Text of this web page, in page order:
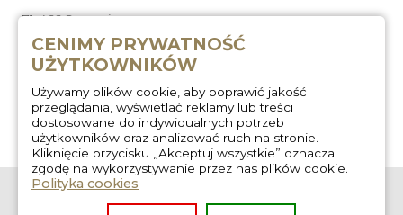
Zabudowa
wyprawowa
71-466 Szczecin
CENIMY PRYWATNOŚĆ
UŻYTKOWNIKÓW
Używamy plików cookie, aby poprawić jakość
przeglądania, wyświetlać reklamy lub treści
dostosowane do indywidualnych potrzeb
użytkowników oraz analizować ruch na stronie.
Kliknięcie przycisku „Akceptuj wszystkie” oznacza
zgodę na wykorzystywanie przez nas plików cookie.
Polityka cookies